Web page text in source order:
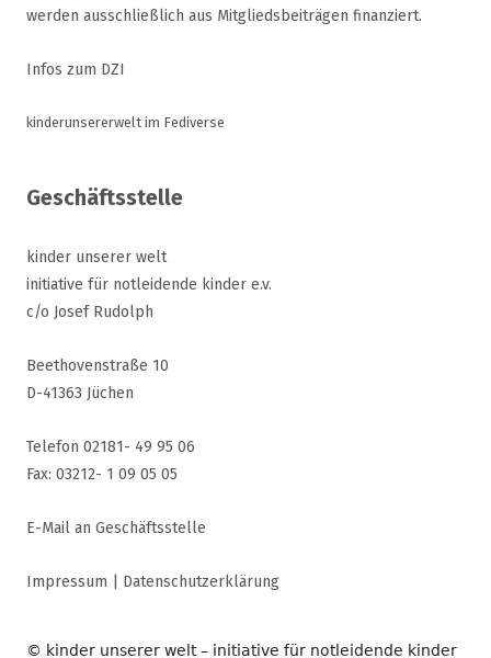
werden ausschließlich aus Mitgliedsbeiträgen finanziert.
Infos zum DZI
kinderunsererwelt im Fediverse
Geschäftsstelle
kinder unserer welt
initiative für notleidende kinder e.v.
c/o Josef Rudolph
Beethovenstraße 10
D-41363 Jüchen
Telefon 02181- 49 95 06
Fax: 03212- 1 09 05 05
E-Mail an Geschäftsstelle
Impressum Datenschutzerklärung
© kinder unserer welt – initiative für notleidende kinder